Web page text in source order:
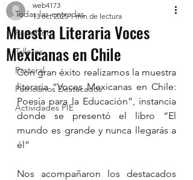
Todas las entradas
Parvulario
Talleres
Pastoral
Patricianos Destacados
Actividades PIE
Muestra Literaria Voces
Mexicanas en Chile
web4173
13 oct 2025 1 min de lectura
Con gran éxito realizamos la muestra
literaria “Voces Mexicanas en Chile:
Poesía para la Educación”, instancia
donde se presentó el libro “El
mundo es grande y nunca llegarás a
él”
Nos acompañaron los destacados